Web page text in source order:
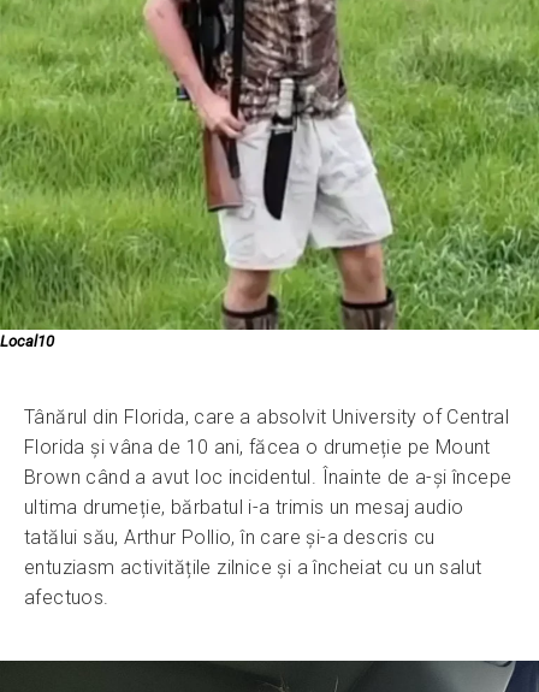
Local10
Tânărul din Florida, care a absolvit University of Central
Florida și vâna de 10 ani, făcea o drumeție pe Mount
Brown când a avut loc incidentul. Înainte de a-și începe
ultima drumeție, bărbatul i-a trimis un mesaj audio
tatălui său, Arthur Pollio, în care și-a descris cu
entuziasm activitățile zilnice și a încheiat cu un salut
afectuos.